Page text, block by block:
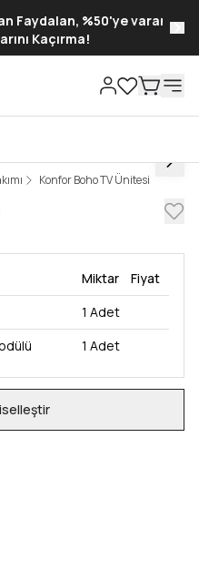
Faydalan, %50'ye varan
Kaçırma!
Konfor Boho TV Ünitesi
Miktar
Fiyat
1 Adet
1 Adet